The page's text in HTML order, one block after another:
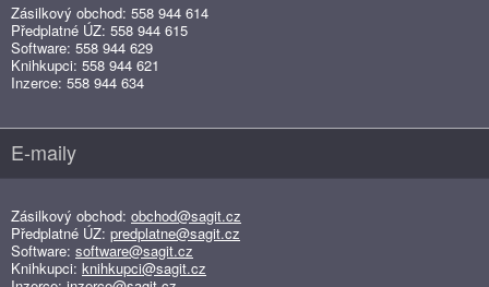
Zásilkový obchod: 558 944 614
Předplatné ÚZ: 558 944 615
Software: 558 944 629
Knihkupci: 558 944 621
Inzerce: 558 944 634
E-maily
Zásilkový obchod: obchod@sagit.cz
Předplatné ÚZ: predplatne@sagit.cz
Software: software@sagit.cz
Knihkupci: knihkupci@sagit.cz